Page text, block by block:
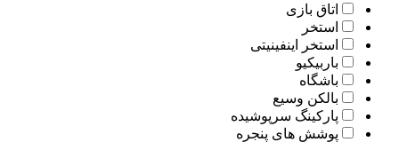
اتاق بازی
استخر
استخر اینفینیتی
باربیکیو
باشگاه
بالکن وسیع
پارکینگ سرپوشیده
پوشش های پنجره